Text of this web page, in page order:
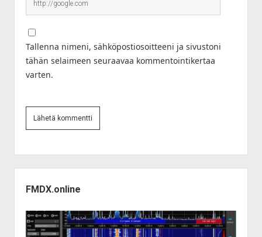
Tallenna nimeni, sähköpostiosoitteeni ja sivustoni
tähän selaimeen seuraavaa kommentointikertaa
varten.
FMDX.online